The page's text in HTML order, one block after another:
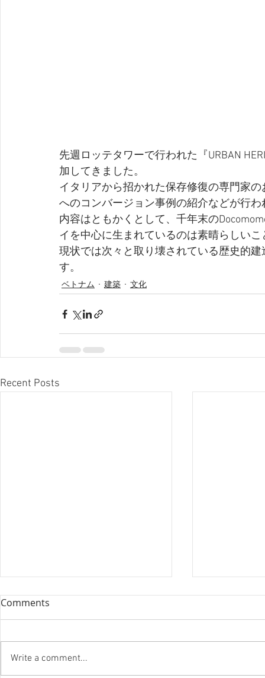
先週ロッテタワーで行われた『URBAN
加してきました。
イタリアから招かれた保存修復の専門家
へのコンバージョン事例の紹介などが行わ
内容はともかくとして、千年末の
イを中心に生まれているのは素晴らしい
現状では次々と取り壊されている歴史的
す。
ベトナム 建築 文化
Recent Posts
『笑う住宅
Comments
Write a comment...